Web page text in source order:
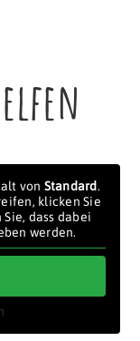
von Standard.
klicken Sie
dass dabei
werden.